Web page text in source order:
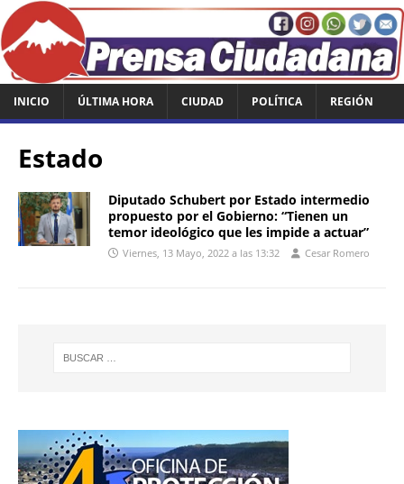
INICIO ÚLTIMA HORA CIUDAD POLÍTICA REGIÓN
Estado
Diputado Schubert por Estado intermedio
propuesto por el Gobierno: “Tienen un
temor ideológico que les impide a actuar”
Viernes, 13 Mayo, 2022 a las 13:32 Cesar Romero